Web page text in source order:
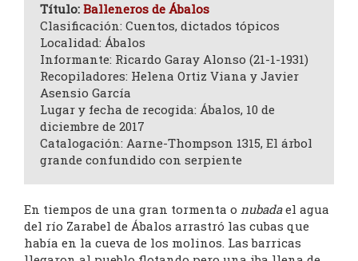
Título: Balleneros de Ábalos
Clasificación: Cuentos, dictados tópicos
Localidad: Ábalos
Informante: Ricardo Garay Alonso (21-1-1931)
Recopiladores: Helena Ortiz Viana y Javier
Asensio García
Lugar y fecha de recogida: Ábalos, 10 de
diciembre de 2017
Catalogación: Aarne-Thompson 1315, El árbol
grande confundido con serpiente
En tiempos de una gran tormenta o nubadael agua
del río Zarabel de Ábalos arrastró las cubas que
había en la cueva de los molinos. Las barricas